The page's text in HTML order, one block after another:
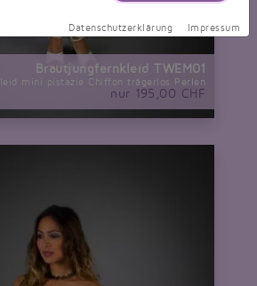
Brautjungfernkleid TWEM01
mini pistazie Chiffon trägerlos Perlen
nur 195,00 CHF
Datenschutzerklärung Impressum